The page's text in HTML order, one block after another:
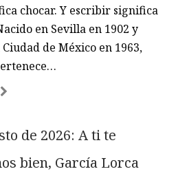
chocar. Y escribir significa
en Sevilla en 1902 y
de México en 1963,
de 2026: A ti te
bien, García Lorca